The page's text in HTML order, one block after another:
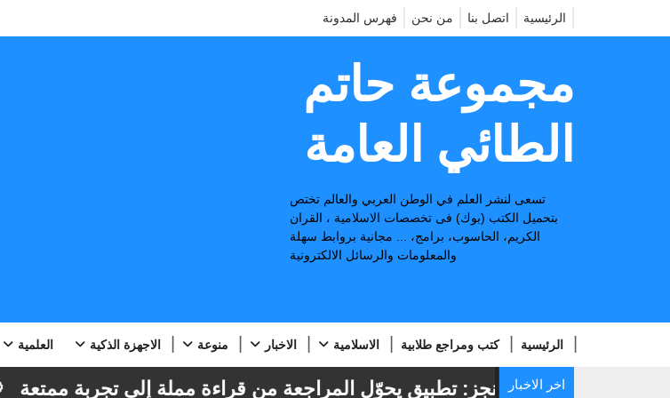
الرئيسية اتصل بنا من نحن فهرس المدونة
مجموعة حاتم
الطائي العامة
تسعى لنشر العلم في الوطن العربي والعالم تختص
بتحميل الكتب (بوك) فى تخصصات الاسلامية ، القران
الكريم، الحاسوب، برامج، ... مجانية بروابط سهلة
والمعلومات والرسائل الالكترونية
الرئيسية كتب ومراجع طلابية الاسلامية الاخبار منوعة الاجهزة الذكية العلمية
اخر الاخبار
📢 منجز: تطبيق يحوّل المراجعة من قراءة مملة إلى تجربة ممتعة 📢